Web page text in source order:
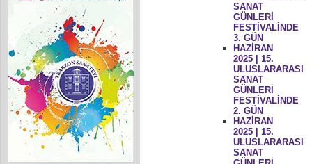
SANAT
GÜNLERİ
FESTİVALİNDE
3. GÜN
HAZİRAN
2025 | 15.
ULUSLARARASI
SANAT
GÜNLERİ
FESTİVALİNDE
2. GÜN
HAZİRAN
2025 | 15.
ULUSLARARASI
SANAT